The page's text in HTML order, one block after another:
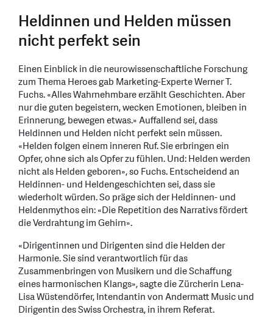
Heldinnen und Helden müssen
nicht perfekt sein
Einen Einblick in die neurowissenschaftliche Forschung
zum Thema Heroes gab Marketing-Experte Werner T.
Fuchs. «Alles Wahrnehmbare erzählt Geschichten. Aber
nur die guten begeistern, wecken Emotionen, bleiben in
Erinnerung, bewegen etwas.» Auffallend sei, dass
Heldinnen und Helden nicht perfekt sein müssen.
«Helden folgen einem inneren Ruf. Sie erbringen ein
Opfer, ohne sich als Opfer zu fühlen. Und: Helden werden
nicht als Helden geboren», so Fuchs. Entscheidend an
Heldinnen- und Heldengeschichten sei, dass sie
wiederholt würden. So präge sich der Heldinnen- und
Heldenmythos ein: «Die Repetition des Narrativs fördert
die Verdrahtung im Gehirn».
«Dirigentinnen und Dirigenten sind die Helden der
Harmonie. Sie sind verantwortlich für das
Zusammenbringen von Musikern und die Schaffung
eines harmonischen Klangs», sagte die Zürcherin Lena-
Lisa Wüstendörfer, Intendantin von Andermatt Music und
Dirigentin des Swiss Orchestra, in ihrem Referat.